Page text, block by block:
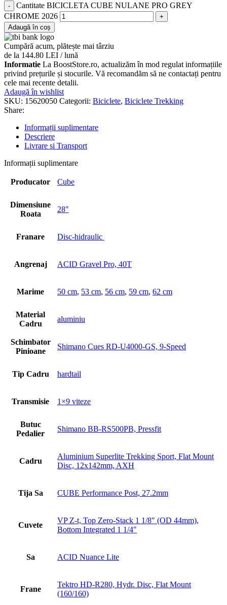
Cantitate BICICLETA CUBE NULANE PRO GREY
CHROME 2026
Adaugă în coș
Cumpără acum, plătește mai târziu
de la 144.80 LEI / lună
Informatie La BoostStore.ro, actualizăm în mod regulat informațiile
privind prețurile și stocurile. Vă recomandăm să ne contactați pentru
cele mai recente detalii.
Adaugă în wishlist
SKU: 15620050 Categorii: Biciclete, Biciclete Trekking
Share:
Informații suplimentare
Descriere
Livrare si Transport
Informații suplimentare
Producator Cube
Dimensiune
Roata
28"
Franare Disc-hidraulic
Angrenaj ACID Gravel Pro, 40T
Marime 50 cm, 53 cm, 56 cm, 59 cm, 62 cm
Material
Cadru
aluminiu
Schimbator
Pinioane
Shimano Cues RD-U4000-GS, 9-Speed
Tip Cadru hardtail
Transmisie 1×9 viteze
Butuc
Pedalier
Shimano BB-RS500PB, Pressfit
Cadru
Aluminium Superlite Trekking Sport, Flat Mount
Disc, 12x142mm, AXH
Tija Sa CUBE Performance Post, 27.2mm
Cuvete
VP Z-t, Top Zero-Stack 1 1/8" (OD 44mm),
Bottom Integrated 1 1/4"
Sa ACID Nuance Lite
Frane
Tektro HD-R280, Hydr. Disc, Flat Mount
(160/160)